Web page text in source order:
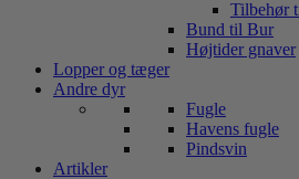
Tilbehør
Bund til Bur
Højtider gnaver
Lopper og tæger
Andre dyr
Fugle
Havens fugle
Pindsvin
Artikler